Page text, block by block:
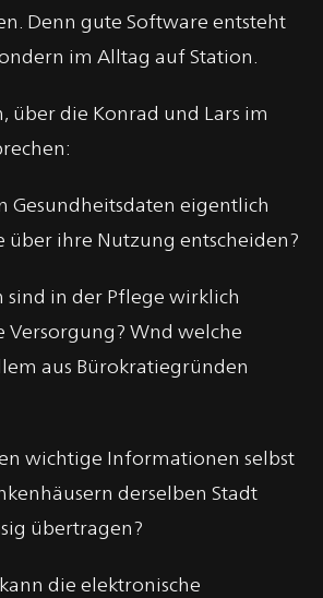
Denn gute Software entsteht
im Alltag auf Station.
über die Konrad und Lars im
Gesundheitsdaten eigentlich
über ihre Nutzung entscheiden?
sind in der Pflege wirklich
Versorgung? Wnd welche
aus Bürokratiegründen
wichtige Informationen selbst
derselben Stadt
übertragen?
die elektronische